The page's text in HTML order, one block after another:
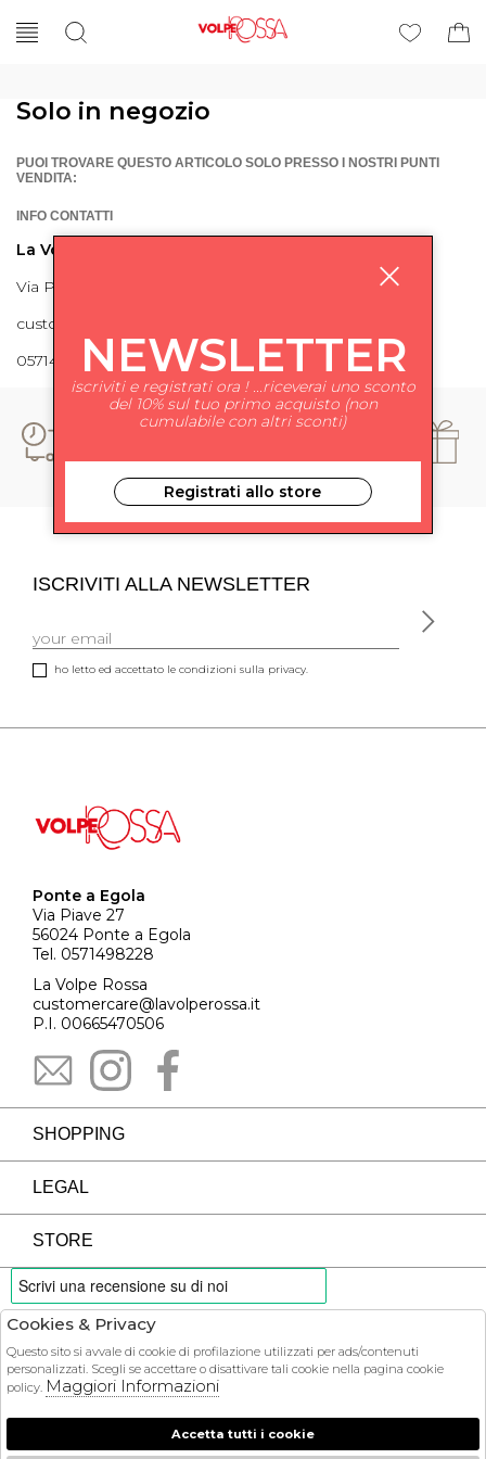
Solo in negozio
PUOI TROVARE QUESTO ARTICOLO SOLO PRESSO I NOSTRI PUNTI
VENDITA:
INFO CONTATTI
La Volpe Rossa
Via Piave 27 56024 Ponte a Egola
customercare@lavolperossa.it
0571498228
ISCRIVITI ALLA NEWSLETTER
ho letto ed accettato le condizioni sulla privacy.
Ponte a Egola
Via Piave 27
56024 Ponte a Egola
Tel. 0571498228
La Volpe Rossa
customercare@lavolperossa.it
P.I. 00665470506
SHOPPING
LEGAL
STORE
PAYMENTS
COURIER
NEWSLETTER
iscriviti e registrati ora ! ...riceverai uno sconto
del 10% sul tuo primo acquisto (non
cumulabile con altri sconti)
Registrati allo store
Cookies & Privacy
Questo sito si avvale di cookie di profilazione utilizzati per ads/contenuti
personalizzati. Scegli se accettare o disattivare tali cookie nella pagina cookie
policy. Maggiori Informazioni
Accetta tutti i cookie